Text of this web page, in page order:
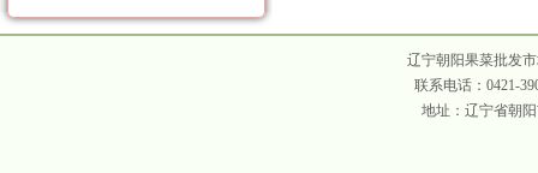
辽宁朝阳果菜批发
联系电话：0421-
地址：辽宁省朝